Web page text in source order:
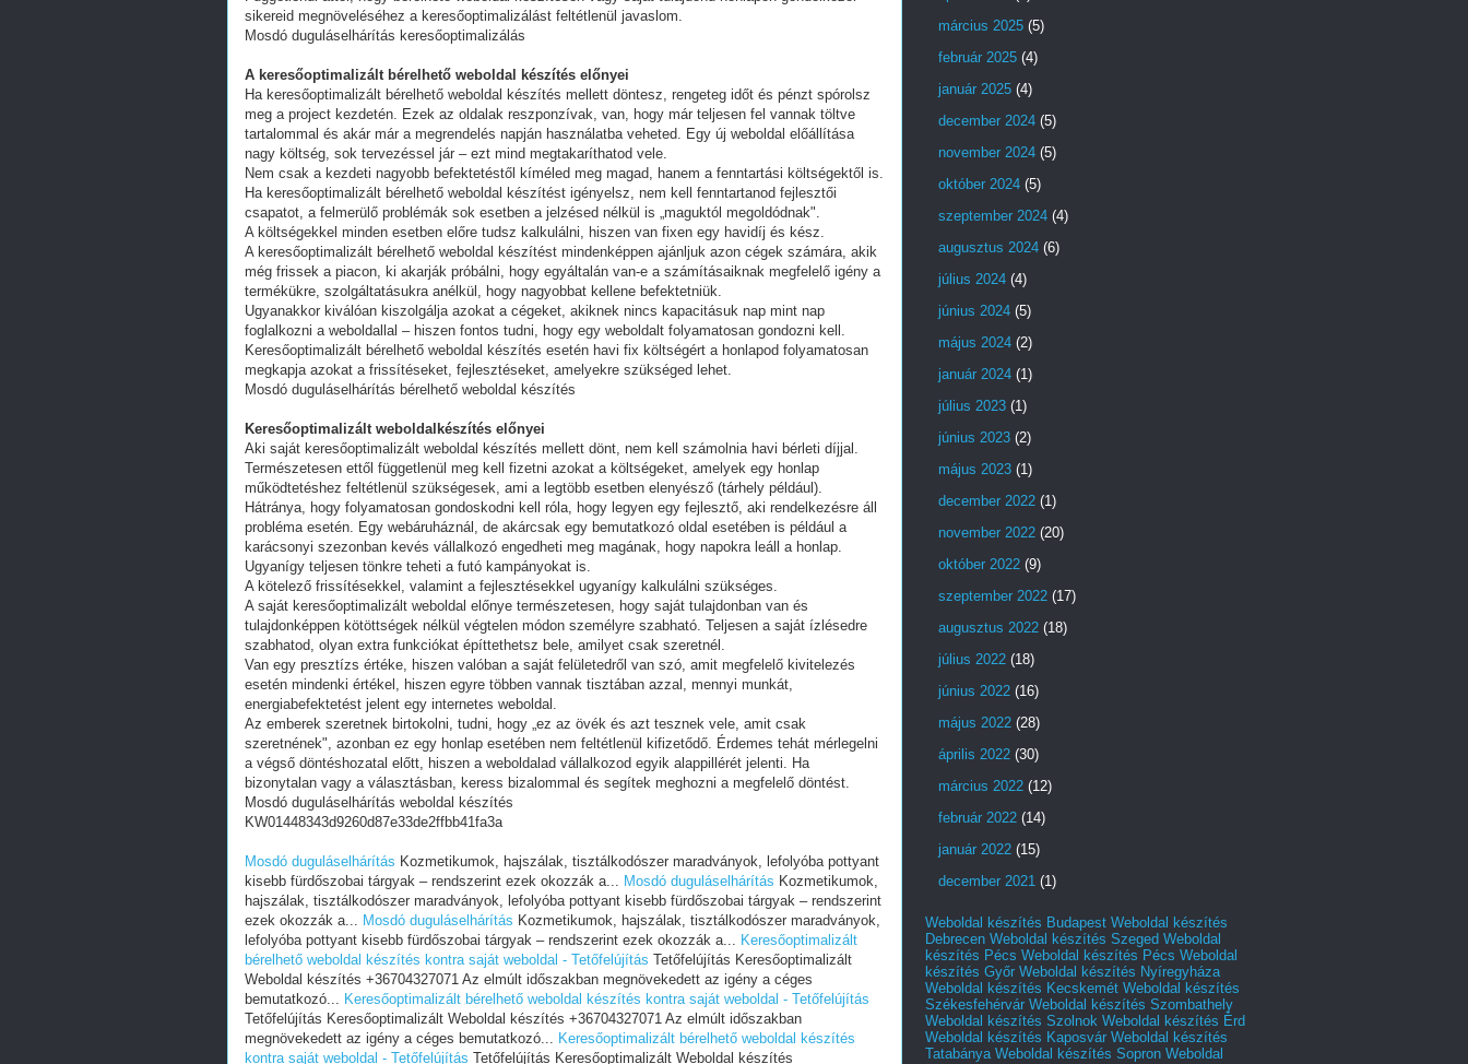
sikereid megnöveléséhez a keresőoptimalizálást feltétlenül javaslom.
Mosdó duguláselhárítás keresőoptimalizálás
A keresőoptimalizált bérelhető weboldal készítés előnyei
Ha keresőoptimalizált bérelhető weboldal készítés mellett döntesz, rengeteg időt és pénzt spórolsz
meg a project kezdetén. Ezek az oldalak reszponzívak, van, hogy már teljesen fel vannak töltve
tartalommal és akár már a megrendelés napján használatba veheted. Egy új weboldal előállítása
nagy költség, sok tervezéssel jár – ezt mind megtakaríthatod vele.
Nem csak a kezdeti nagyobb befektetéstől kíméled meg magad, hanem a fenntartási költségektől is.
Ha keresőoptimalizált bérelhető weboldal készítést igényelsz, nem kell fenntartanod fejlesztői
csapatot, a felmerülő problémák sok esetben a jelzésed nélkül is „maguktól megoldódnak".
A költségekkel minden esetben előre tudsz kalkulálni, hiszen van fixen egy havidíj és kész.
A keresőoptimalizált bérelhető weboldal készítést mindenképpen ajánljuk azon cégek számára, akik
még frissek a piacon, ki akarják próbálni, hogy egyáltalán van-e a számításaiknak megfelelő igény a
termékükre, szolgáltatásukra anélkül, hogy nagyobbat kellene befektetniük.
Ugyanakkor kiválóan kiszolgálja azokat a cégeket, akiknek nincs kapacitásuk nap mint nap
foglalkozni a weboldallal – hiszen fontos tudni, hogy egy weboldalt folyamatosan gondozni kell.
Keresőoptimalizált bérelhető weboldal készítés esetén havi fix költségért a honlapod folyamatosan
megkapja azokat a frissítéseket, fejlesztéseket, amelyekre szükséged lehet.
Mosdó duguláselhárítás bérelhető weboldal készítés
Keresőoptimalizált weboldalkészítés előnyei
Aki saját keresőoptimalizált weboldal készítés mellett dönt, nem kell számolnia havi bérleti díjjal.
Természetesen ettől függetlenül meg kell fizetni azokat a költségeket, amelyek egy honlap
működtetéshez feltétlenül szükségesek, ami a legtöbb esetben elenyésző (tárhely például).
Hátránya, hogy folyamatosan gondoskodni kell róla, hogy legyen egy fejlesztő, aki rendelkezésre áll
probléma esetén. Egy webáruháznál, de akárcsak egy bemutatkozó oldal esetében is például a
karácsonyi szezonban kevés vállalkozó engedheti meg magának, hogy napokra leáll a honlap.
Ugyanígy teljesen tönkre teheti a futó kampányokat is.
A kötelező frissítésekkel, valamint a fejlesztésekkel ugyanígy kalkulálni szükséges.
A saját keresőoptimalizált weboldal előnye természetesen, hogy saját tulajdonban van és
tulajdonképpen kötöttségek nélkül végtelen módon személyre szabható. Teljesen a saját ízlésedre
szabhatod, olyan extra funkciókat építtethetsz bele, amilyet csak szeretnél.
Van egy presztízs értéke, hiszen valóban a saját felületedről van szó, amit megfelelő kivitelezés
esetén mindenki értékel, hiszen egyre többen vannak tisztában azzal, mennyi munkát,
energiabefektetést jelent egy internetes weboldal.
Az emberek szeretnek birtokolni, tudni, hogy „ez az övék és azt tesznek vele, amit csak
szeretnének", azonban ez egy honlap esetében nem feltétlenül kifizetődő. Érdemes tehát mérlegelni
a végső döntéshozatal előtt, hiszen a weboldalad vállalkozod egyik alappillérét jelenti. Ha
bizonytalan vagy a választásban, keress bizalommal és segítek meghozni a megfelelő döntést.
Mosdó duguláselhárítás weboldal készítés
KW01448343d9260d87e33de2ffbb41fa3a
Mosdó duguláselhárítás Kozmetikumok, hajszálak, tisztálkodószer maradványok, lefolyóba pottyant
kisebb fürdőszobai tárgyak – rendszerint ezek okozzák a... Mosdó duguláselhárítás Kozmetikumok,
hajszálak, tisztálkodószer maradványok, lefolyóba pottyant kisebb fürdőszobai tárgyak – rendszerint
ezek okozzák a... Mosdó duguláselhárítás Kozmetikumok, hajszálak, tisztálkodószer maradványok,
lefolyóba pottyant kisebb fürdőszobai tárgyak – rendszerint ezek okozzák a... Keresőoptimalizált
bérelhető weboldal készítés kontra saját weboldal - Tetőfelújítás Tetőfelújítás Keresőoptimalizált
Weboldal készítés +36704327071 Az elmúlt időszakban megnövekedett az igény a céges
bemutatkozó... Keresőoptimalizált bérelhető weboldal készítés kontra saját weboldal - Tetőfelújítás
Tetőfelújítás Keresőoptimalizált Weboldal készítés +36704327071 Az elmúlt időszakban
megnövekedett az igény a céges bemutatkozó... Keresőoptimalizált bérelhető weboldal készítés
kontra saját weboldal - Tetőfelújítás Tetőfelújítás Keresőoptimalizált Weboldal készítés
március 2025 (5)
február 2025 (4)
január 2025 (4)
december 2024 (5)
november 2024 (5)
október 2024 (5)
szeptember 2024 (4)
augusztus 2024 (6)
július 2024 (4)
június 2024 (5)
május 2024 (2)
január 2024 (1)
július 2023 (1)
június 2023 (2)
május 2023 (1)
december 2022 (1)
november 2022 (20)
október 2022 (9)
szeptember 2022 (17)
augusztus 2022 (18)
július 2022 (18)
június 2022 (16)
május 2022 (28)
április 2022 (30)
március 2022 (12)
február 2022 (14)
január 2022 (15)
december 2021 (1)
Weboldal készítés Budapest Weboldal készítés
Debrecen Weboldal készítés Szeged Weboldal
készítés Pécs Weboldal készítés Pécs Weboldal
készítés Győr Weboldal készítés Nyíregyháza
Weboldal készítés Kecskemét Weboldal készítés
Székesfehérvár Weboldal készítés Szombathely
Weboldal készítés Szolnok Weboldal készítés Érd
Weboldal készítés Kaposvár Weboldal készítés
Tatabánya Weboldal készítés Sopron Weboldal